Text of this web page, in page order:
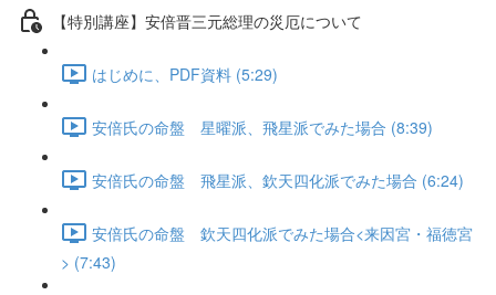
【特別講座】安倍晋三元総理の災厄について
はじめに、PDF資料 (5:29)
安倍氏の命盤 星曜派、飛星派でみた場合 (8:39)
安倍氏の命盤 飛星派、欽天四化派でみた場合 (6:24)
安倍氏の命盤 欽天四化派でみた場合<来因宮・福徳宮
> (7:43)